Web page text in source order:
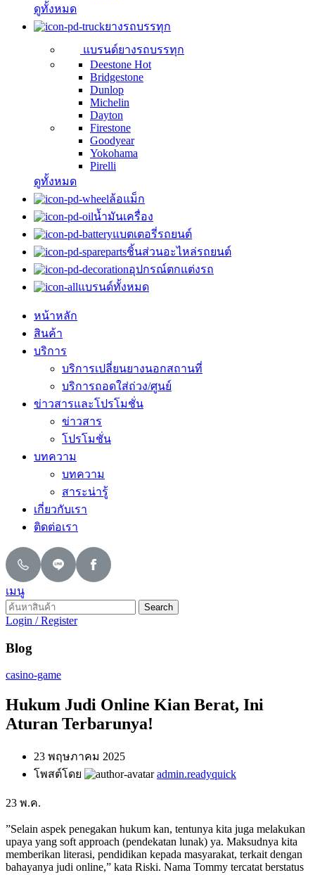
ดูทั้งหมด
ยางรถบรรทุก
แบรนด์ยางรถบรรทุก
Deestone Hot
Bridgestone
Dunlop
Michelin
Dayton
Firestone
Goodyear
Yokohama
Pirelli
ดูทั้งหมด
ล้อแม็ก
น้ำมันเครื่อง
แบตเตอรี่รถยนต์
ชิ้นส่วนอะไหล่รถยนต์
อุปกรณ์ตกแต่งรถ
แบรนด์ทั้งหมด
หน้าหลัก
สินค้า
บริการ
บริการเปลี่ยนยางนอกสถานที่
บริการถอดใส่ถ่วง/ศูนย์
ข่าวสารและโปรโมชั่น
ข่าวสาร
โปรโมชั่น
บทความ
บทความ
สาระน่ารู้
เกี่ยวกับเรา
ติดต่อเรา
เมนู
Search
Login / Register
Blog
casino-game
Hukum Judi Online Kian Berat, Ini
Aturan Terbarunya!
23 พฤษภาคม 2025
โพสต์โดย
admin.readyquick
23 พ.ค.
”Selain aspek penegakan hukum kan, tentunya kita juga melakukan
upaya yang soft approach (pendekatan lunak) ya. Maksudnya kita
memberikan literasi, pendidikan kepada masyarakat, terkait dengan
bahayanya judi online,” kata Riski. Nama Tommy tercatat berstatus